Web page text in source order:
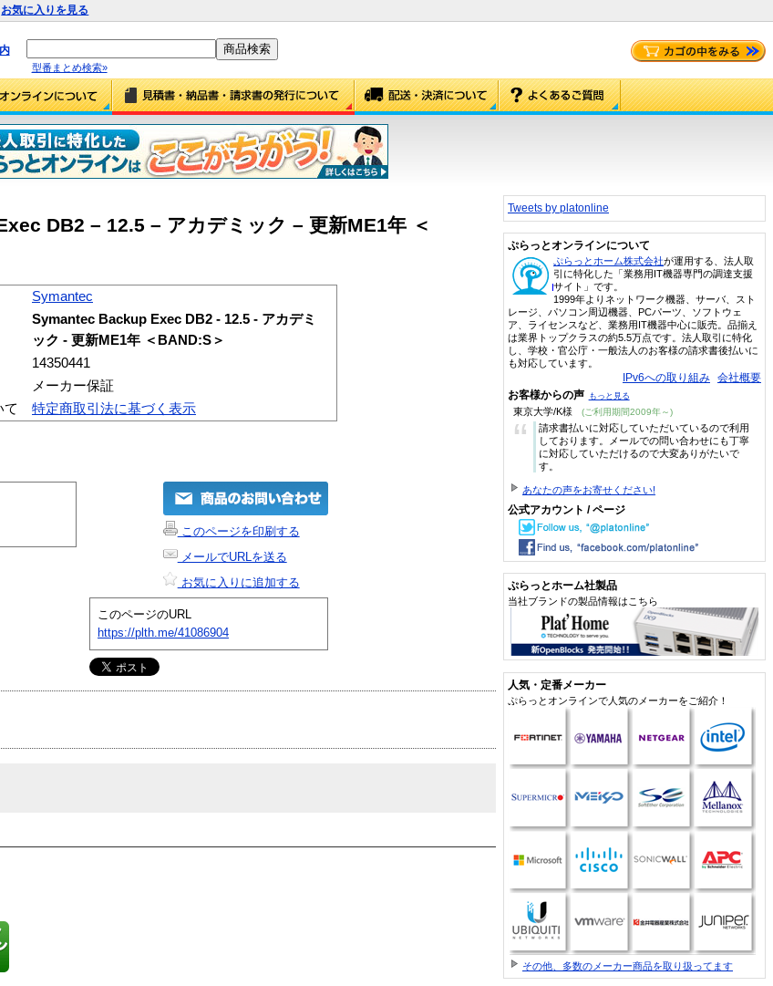
お気に入りを見る
型番まとめ検索»
DB2 – 12.5 – アカデミック – 更新ME1年 ＜
Symantec
Symantec Backup Exec DB2 - 12.5 - アカデミ
ック - 更新ME1年 ＜BAND:S＞
14350441
メーカー保証
て
特定商取引法に基づく表示
このページを印刷する
メールでURLを送る
お気に入りに追加する
このページのURL
https://plth.me/41086904
Tweets by platonline
ぷらっとオンラインについて
ぷらっとホーム株式会社が運用する、法人取
引に特化した「業務用IT機器専門の調達支援
サイト」です。
1999年よりネットワーク機器、サーバ、スト
レージ、パソコン周辺機器、PCパーツ、ソフトウェ
ア、ライセンスなど、業務用IT機器中心に販売。品揃え
は業界トップクラスの約5.5万点です。法人取引に特化
し、学校・官公庁・一般法人のお客様の請求書後払いに
も対応しています。
IPv6への取り組み 会社概要
お客様からの声 もっと見る
東京大学/K様 (ご利用期間2009年～)
“
請求書払いに対応していただいているので利用
しております。メールでの問い合わせにも丁寧
に対応していただけるので大変ありがたいで
す。
あなたの声をお寄せください!
公式アカウント / ページ
ぷらっとホーム社製品
当社ブランドの製品情報はこちら
人気・定番メーカー
ぷらっとオンラインで人気のメーカーをご紹介！
その他、多数のメーカー商品を取り扱ってます